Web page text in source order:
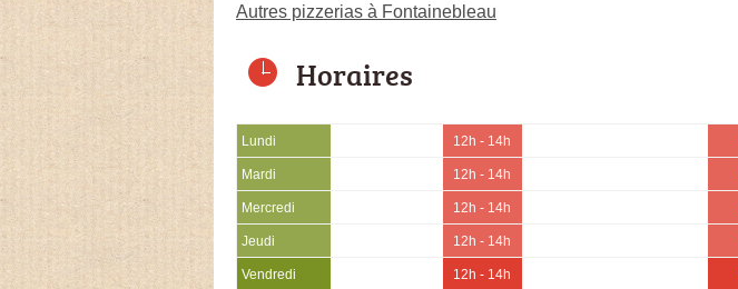
Autres pizzerias à Fontainebleau
Horaires
Lundi 12h - 14h
Mardi 12h - 14h
Mercredi 12h - 14h
Jeudi 12h - 14h
Vendredi 12h - 14h